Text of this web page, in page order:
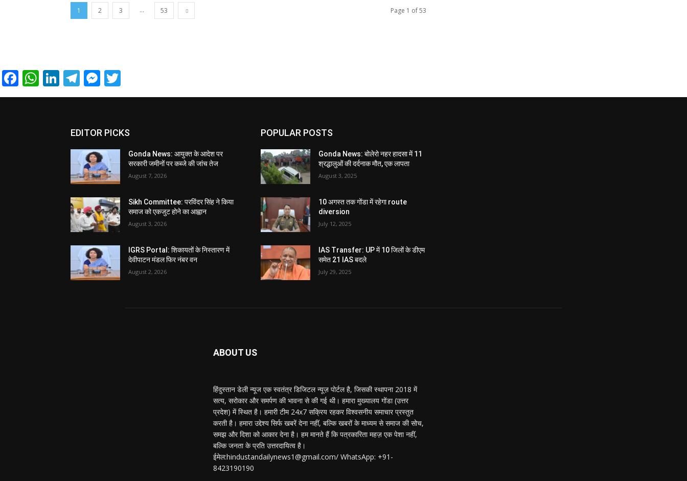
1 2 3 ... 53 Page 1 of 53
Facebook
WhatsApp
LinkedIn
Telegram
Messenger
EDITOR PICKS
Gonda News: आयुक्त के आदेश पर
सरकारी जमीनों पर कब्जे की जांच तेज
August 7, 2026
Sikh Committee: परविंदर सिंह ने किया
समाज को एकजुट होने का आह्वान
August 3, 2026
IGRS Portal: शिकायतों के निस्तारण में
देवीपाटन मंडल फिर नंबर वन
August 2, 2026
POPULAR POSTS
Gonda News: बोलेरो नहर हादसा में 11
श्रद्धालुओं की दर्दनाक मौत, एक लापता
August 3, 2025
10 अगस्त तक गोंडा में रहेगा route
diversion
July 12, 2025
IAS Transfer: UP में 10 जिलों के डीएम
समेत 21 IAS बदले
July 29, 2025
ABOUT US
हिंदुस्तान डेली न्यूज एक स्वतंत्र डिजिटल न्यूज़ पोर्टल है, जिसकी स्थापना 2018 में
सत्य, सरोकार और समर्पण की भावना से की गई थी। हमारा मुख्यालय गोंडा (उत्तर
प्रदेश) में स्थित है। हमारी टीम 24x7 सक्रिय रहकर विश्वसनीय समाचार प्रस्तुत
करती है। हमारा उद्देश्य सिर्फ खबरें देना नहीं, बल्कि खबरों के माध्यम से समाज की सोच,
समझ और दिशा को आकार देना है। हम मानते हैं कि पत्रकारिता महज़ एक पेशा नहीं,
बल्कि जनता के प्रति उत्तरदायित्व है।
ईमेल:hindustandailynews1@gmail.com/ WhatsApp: +91-
8423190190